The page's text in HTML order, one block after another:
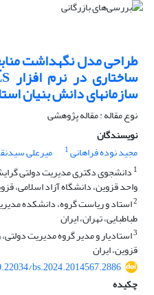
طراحی مدل نگهداشت
سازمانهای دانش بنیان
نوع مقاله : مقاله پژوهشی
نویسندگان
مجید نوده فراهانی1 میرعلی
1دانشجوی دکتری مدیریت دولتی
واحد قزوین، دانشگاه آزاد اسلامی،
2استاد و ریاست گروه، دانشکده
طباطبایی، تهران، ایران
3استادیار و مدیر گروه مدیریت
قزوین، ایران
bs.2024.2014567.2886
چکیده